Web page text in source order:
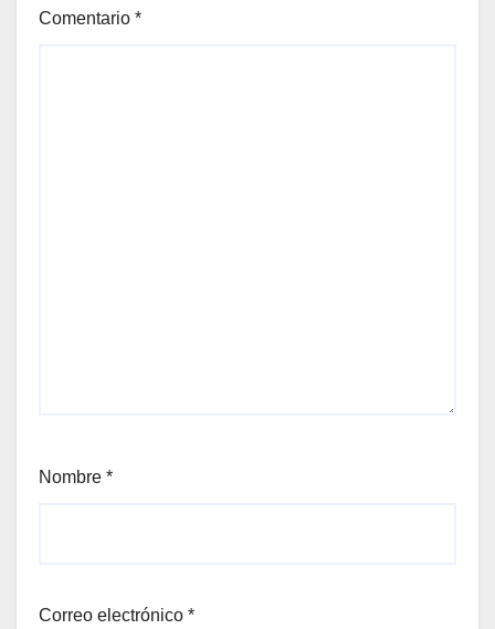
Comentario *
Nombre *
Correo electrónico *